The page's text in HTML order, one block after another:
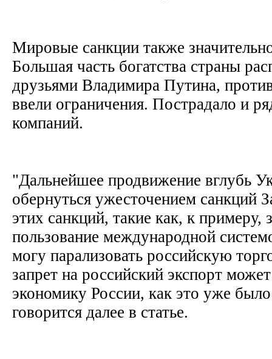
Мировые санкции также
Большая часть богатства страны
друзьями Владимира Путина,
ввели ограничения. Пострадало и
компаний.
"Дальнейшее продвижение вглубь
обернуться ужесточением санкций
этих санкций, такие как, к примеру,
пользование международной
могу парализовать российскую
запрет на российский экспорт
экономику России, как это уже
говорится далее в статье.